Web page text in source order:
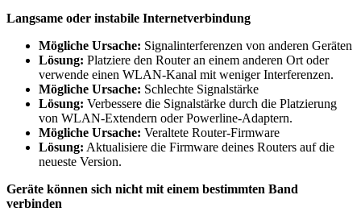
Langsame oder instabile Internetverbindung
Mögliche Ursache: Signalinterferenzen von anderen Geräten
Lösung: Platziere den Router an einem anderen Ort oder
verwende einen WLAN-Kanal mit weniger Interferenzen.
Mögliche Ursache: Schlechte Signalstärke
Lösung: Verbessere die Signalstärke durch die Platzierung
von WLAN-Extendern oder Powerline-Adaptern.
Mögliche Ursache: Veraltete Router-Firmware
Lösung: Aktualisiere die Firmware deines Routers auf die
neueste Version.
Geräte können sich nicht mit einem bestimmten Band
verbinden